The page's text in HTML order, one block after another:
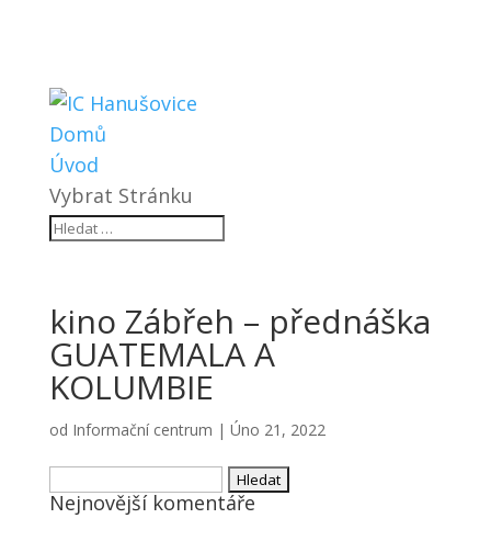
Domů
Úvod
Vybrat Stránku
kino Zábřeh – přednáška
GUATEMALA A
KOLUMBIE
od Informační centrum | Úno 21, 2022
Vyhledávání
Nejnovější komentáře